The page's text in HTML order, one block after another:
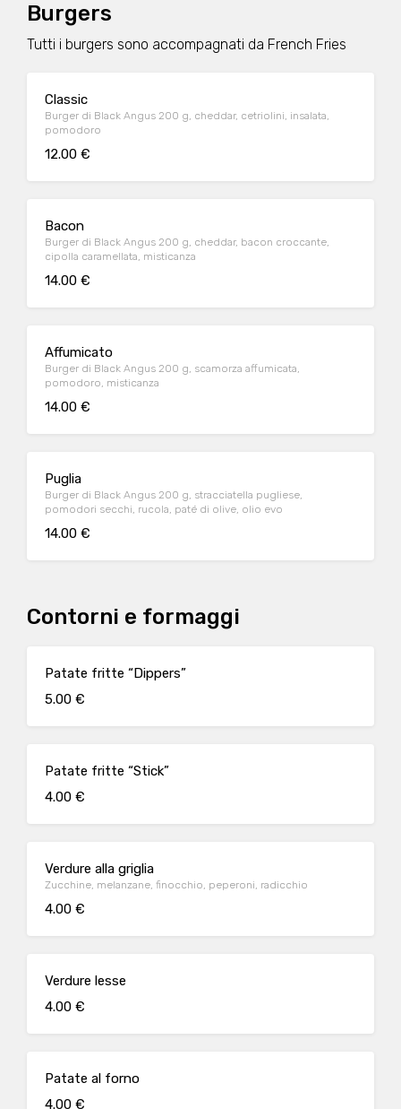
Burgers
Tutti i burgers sono accompagnati da French Fries
Classic
Burger di Black Angus 200 g, cheddar, cetriolini, insalata,
pomodoro
12.00 €
Bacon
Burger di Black Angus 200 g, cheddar, bacon croccante,
cipolla caramellata, misticanza
14.00 €
Affumicato
Burger di Black Angus 200 g, scamorza affumicata,
pomodoro, misticanza
14.00 €
Puglia
Burger di Black Angus 200 g, stracciatella pugliese,
pomodori secchi, rucola, paté di olive, olio evo
14.00 €
Contorni e formaggi
Patate fritte “Dippers”
5.00 €
Patate fritte “Stick”
4.00 €
Verdure alla griglia
Zucchine, melanzane, finocchio, peperoni, radicchio
4.00 €
Verdure lesse
4.00 €
Patate al forno
4.00 €